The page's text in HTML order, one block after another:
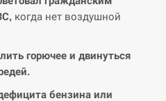
на “кратный рост” атак
когда нет воздушной
горючее и двинуться
бензина или